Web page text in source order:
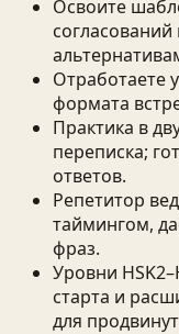
Освоите
Отработаете
формата
Практика в
переписка;
ответов.
Репетитор
таймингом,
фраз.
Уровни
старта и
для